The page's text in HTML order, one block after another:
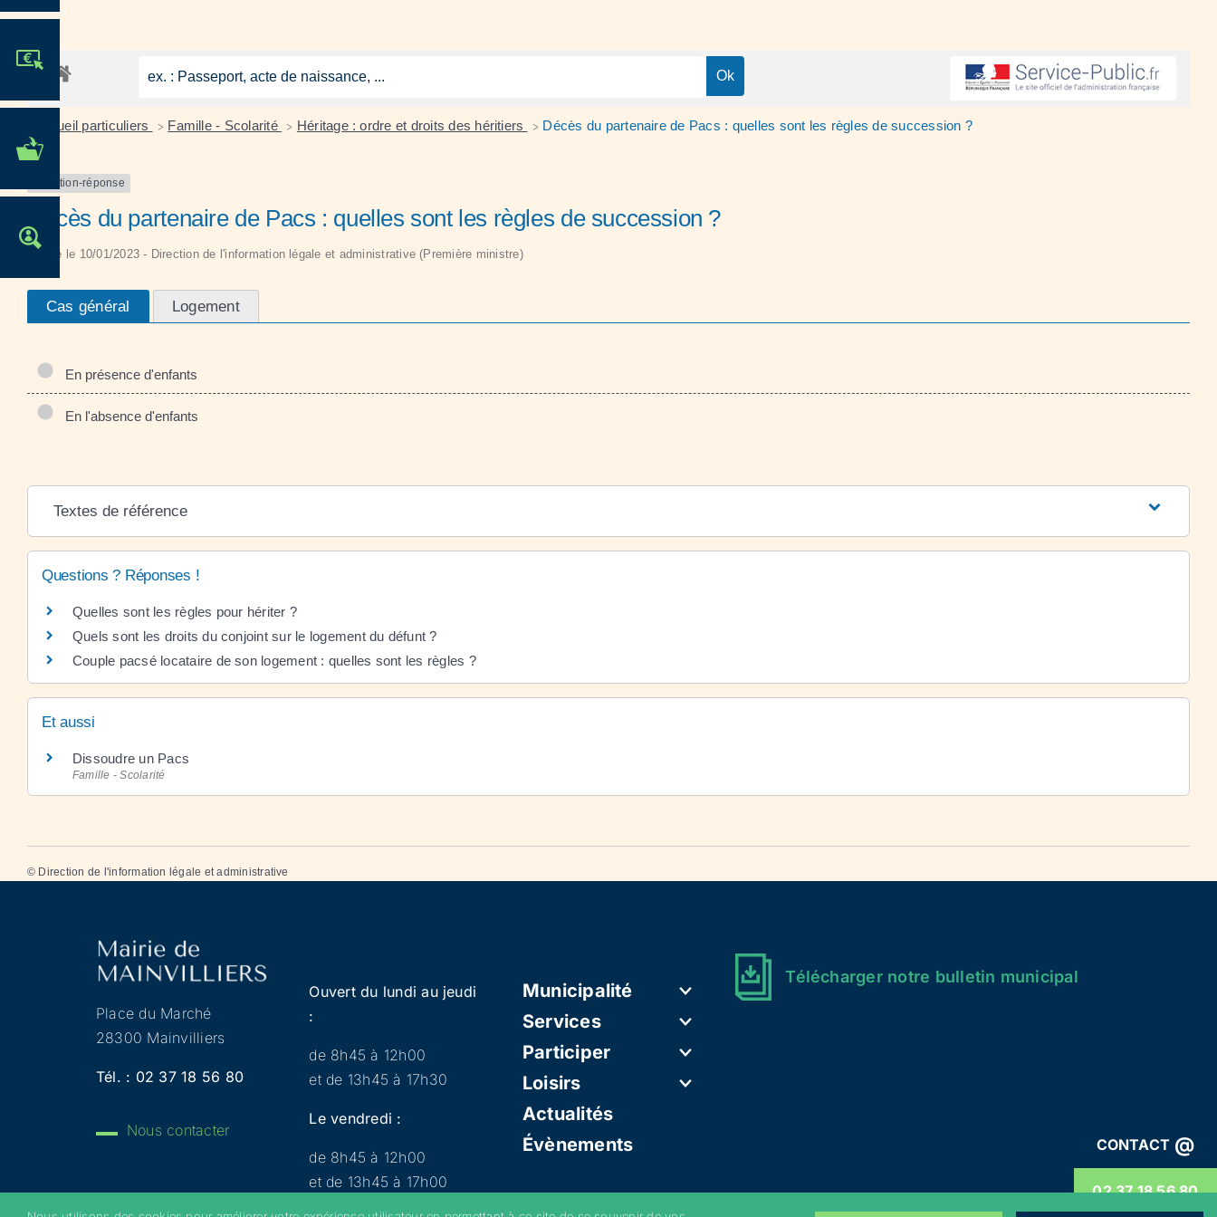
MES DÉMARCHES
OFFRES D'EMPLOI
CONTACT @
02 37 18 56 80
Accueil particuliers > Famille - Scolarité > Héritage : ordre et droits des héritiers > Décès du partenaire de Pacs : quelles sont les règles de succession ?
Question-réponse
Décès du partenaire de Pacs : quelles sont les règles de succession ?
Vérifié le 10/01/2023 - Direction de l'information légale et administrative (Première ministre)
Cas général Logement
En présence d'enfants
En l'absence d'enfants
Textes de référence
Questions ? Réponses !
Quelles sont les règles pour hériter ?
Quels sont les droits du conjoint sur le logement du défunt ?
Couple pacsé locataire de son logement : quelles sont les règles ?
Et aussi
Dissoudre un Pacs
Famille - Scolarité
© Direction de l'information légale et administrative
Place du Marché
28300 Mainvilliers
Tél. : 02 37 18 56 80
Nous contacter
Ouvert du lundi au jeudi
:
de 8h45 à 12h00
et de 13h45 à 17h30
Le vendredi :
de 8h45 à 12h00
et de 13h45 à 17h00
Municipalité
Services
Participer
Loisirs
Actualités
Évènements
Télécharger notre bulletin municipal